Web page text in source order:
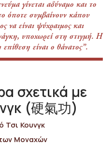
γίνεται αδύναμο και το
όποτε συμβαίνουν κάπου
να είναι ψύχραιμος και
υποχωρεί στη στιγμή. Η
είναι ο θάνατος”.
σχετικά με
(硬氣功)
Τσι Κουνγκ
Μοναχών